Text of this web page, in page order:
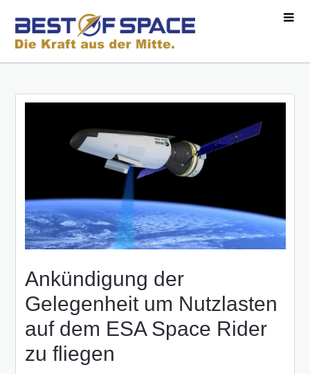
Ankündigung der
Gelegenheit um Nutzlasten
auf dem ESA Space Rider
zu fliegen